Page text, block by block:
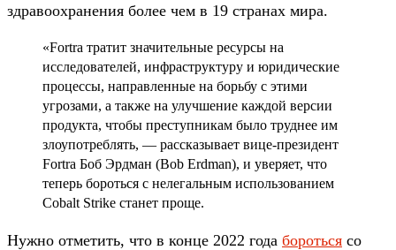
здравоохранения более чем в 19 странах мира.
«Fortra тратит значительные ресурсы на
исследователей, инфраструктуру и юридические
процессы, направленные на борьбу с этими
угрозами, а также на улучшение каждой версии
продукта, чтобы преступникам было труднее им
злоупотреблять, — рассказывает вице-президент
Fortra Боб Эрдман (Bob Erdman), и уверяет, что
теперь бороться с нелегальным использованием
Cobalt Strike станет проще.
Нужно отметить, что в конце 2022 года бороться со